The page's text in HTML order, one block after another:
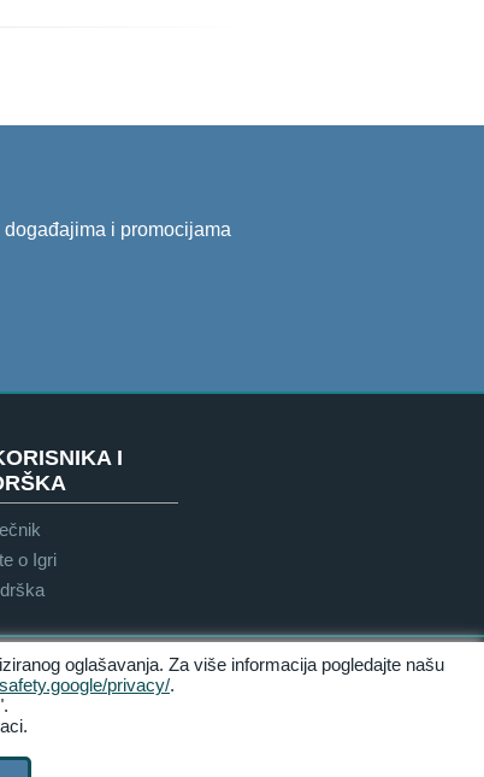
i promocijama
I
o Igri
Dostupnost
oglašavanja. Za više informacija pogledajte našu
privacy/.